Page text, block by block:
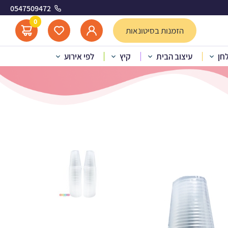
0547509472
הזמנות בסיטונאות
0
עיצוב הבית קיץ לפי אירוע שקופות